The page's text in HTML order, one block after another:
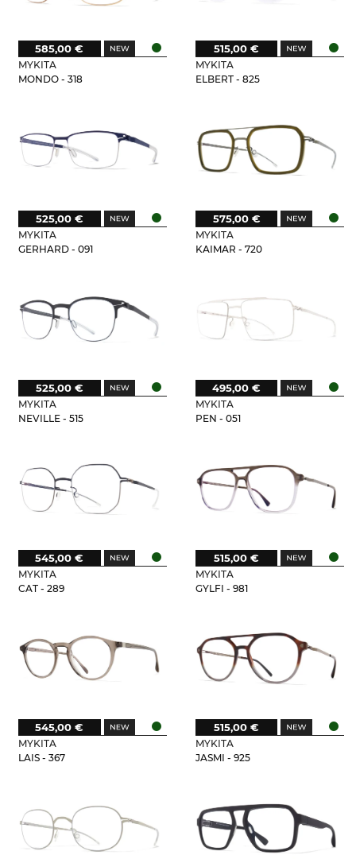
MYKITA
MONDO - 318
585,00 €
MYKITA
ELBERT - 825
515,00 €
MYKITA
GERHARD - 091
525,00 €
MYKITA
KAIMAR - 720
575,00 €
MYKITA
NEVILLE - 515
525,00 €
MYKITA
PEN - 051
495,00 €
MYKITA
CAT - 289
545,00 €
MYKITA
GYLFI - 981
515,00 €
MYKITA
LAIS - 367
545,00 €
MYKITA
JASMI - 925
515,00 €